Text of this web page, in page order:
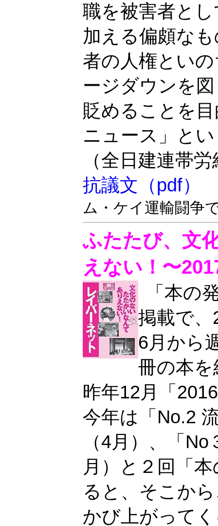
職を被害者と
加える偏頗な
者の人権とい
ージダウンを
貶めることを
ニュース」と
（全日建連帯
抗議文（pdf）
ム・ケイ運輸闘争
ふたたび、文
えない！〜
「本の
掲載で
6月から
冊の本
昨年12月「
今年は「No.2
（4月）、「
月）と２回「
ると、そこか
かび上がって